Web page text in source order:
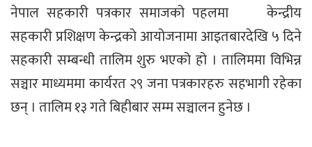
नेपाल सहकारी पत्रकार समाजको पहलमा केन्द्रीय
सहकारी प्रशिक्षण केन्द्रको आयोजनामा आइतबारदेखि ५ दिने
सहकारी सम्बन्धी तालिम शुरु भएको हो । तालिममा विभिन्न
सञ्चार माध्यममा कार्यरत २९ जना पत्रकारहरु सहभागी रहेका
छन् । तालिम १३ गते बिहीबार सम्म सञ्चालन हुनेछ ।